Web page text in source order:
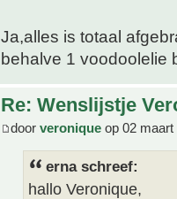
Ja,alles is totaal
behalve 1 voodoolelie
Re: Wenslijstje
door veronique op 02 maart
erna schreef:
hallo Veronique,